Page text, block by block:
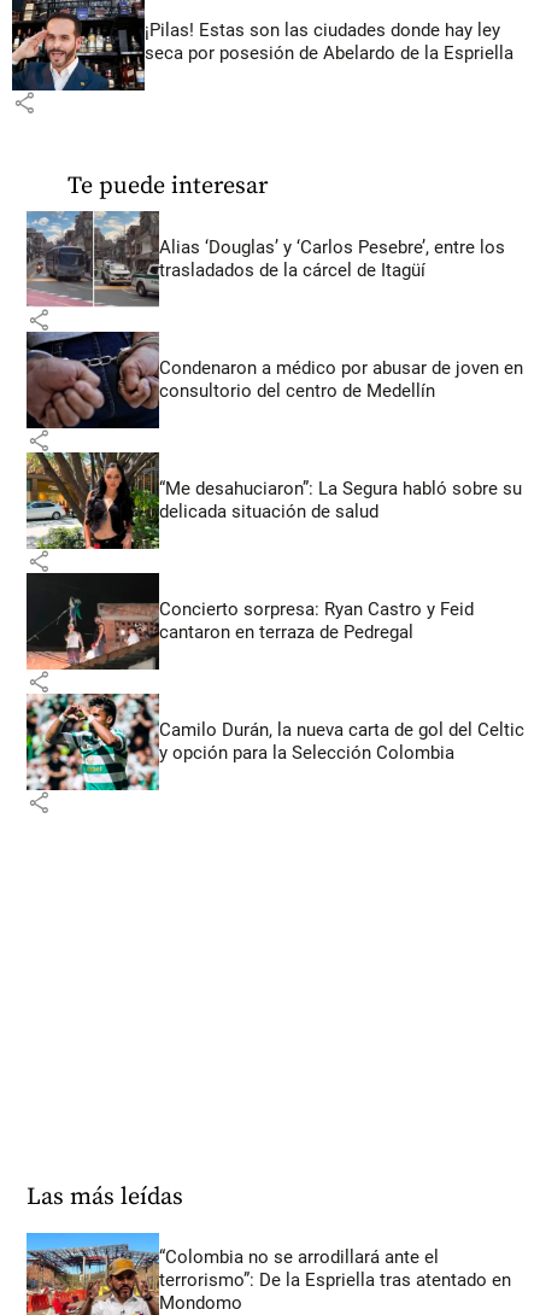
¡Pilas! Estas son las ciudades donde hay ley
seca por posesión de Abelardo de la Espriella
share
Te puede interesar
Alias ‘Douglas’ y ‘Carlos Pesebre’, entre los
trasladados de la cárcel de Itagüí
share
Condenaron a médico por abusar de joven en
consultorio del centro de Medellín
share
“Me desahuciaron”: La Segura habló sobre su
delicada situación de salud
share
Concierto sorpresa: Ryan Castro y Feid
cantaron en terraza de Pedregal
share
Camilo Durán, la nueva carta de gol del Celtic
y opción para la Selección Colombia
share
Las más leídas
“Colombia no se arrodillará ante el
terrorismo”: De la Espriella tras atentado en
Mondomo